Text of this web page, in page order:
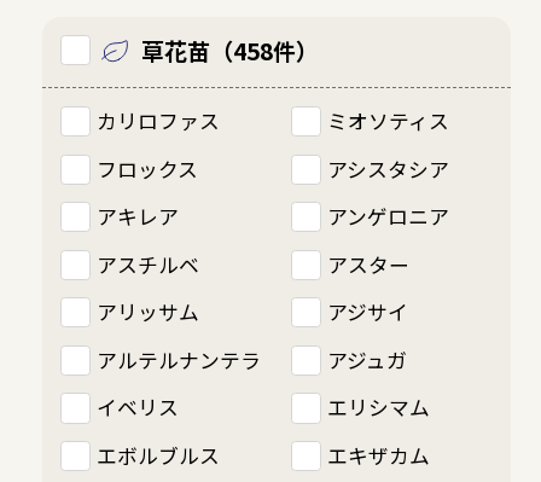
リーフレット・POPダウンロード
商品一覧（索引から探す）
草花苗（458件）
カリロファス
ミオソティス
フロックス
アシスタシア
アキレア
アンゲロニア
アスチルベ
アスター
アリッサム
アジサイ
アルテルナンテラ
アジュガ
イベリス
エリシマム
エボルブルス
エキザカム